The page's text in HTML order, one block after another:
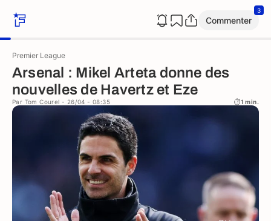
Commenter
3
Premier League
Arsenal : Mikel Arteta donne des
nouvelles de Havertz et Eze
Par Tom Courel - 26/04 - 08:35 1 min.